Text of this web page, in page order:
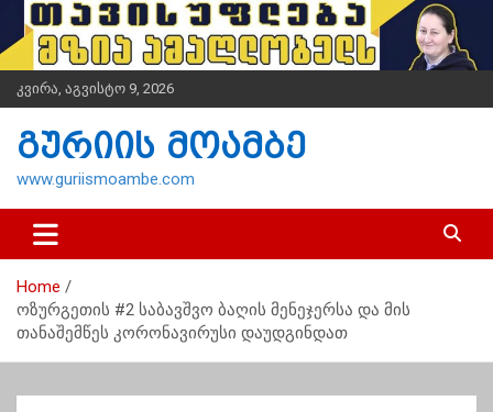
i
t
n
კვირა, აგვისტო 9, 2026
გურიის მოამბე
www.guriismoambe.com
Home
ოზურგეთის #2 საბავშვო ბაღის მენეჯერსა და მის
თანაშემწეს კორონავირუსი დაუდგინდათ